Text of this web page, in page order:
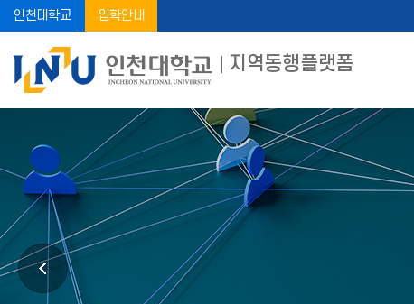
인천대학교 입학안내
지역동행플랫폼